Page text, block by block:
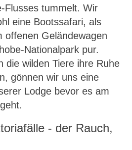
Flusses tummelt. Wir
eine Bootssafari, als
offenen Geländewagen
Nationalpark pur.
die wilden Tiere ihre Ruhe
gönnen wir uns eine
Lodge bevor es am
- der Rauch,